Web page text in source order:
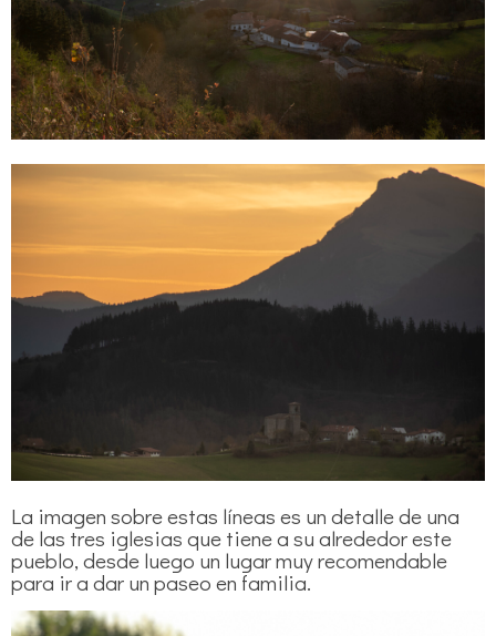
La imagen sobre estas líneas es un detalle de una
de las tres iglesias que tiene a su alrededor este
pueblo, desde luego un lugar muy recomendable
para ir a dar un paseo en familia.